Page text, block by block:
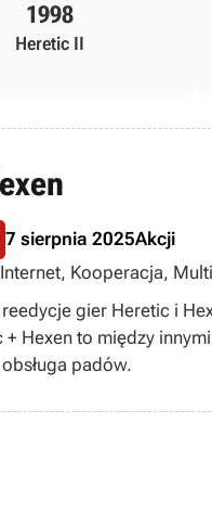
1998
Heretic II
7 sierpnia 2025Akcji
Internet, Kooperacja,
Xbox Game Pass
gier Heretic i
+ Hexen to między
padów.